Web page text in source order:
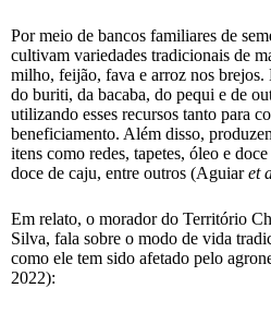
Por meio de bancos familiares de
cultivam variedades tradicionais de
milho, feijão, fava e arroz nos
do buriti, da bacaba, do pequi e de
utilizando esses recursos tanto para
beneficiamento. Além disso,
itens como redes, tapetes, óleo e
doce de caju, entre outros (Aguiaret
Em relato, o morador do Território
Silva, fala sobre o modo de vida
como ele tem sido afetado pelo
2022):